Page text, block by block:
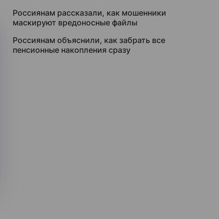
Россиянам рассказали, как мошенники
маскируют вредоносные файлы
Россиянам объяснили, как забрать все
пенсионные накопления сразу